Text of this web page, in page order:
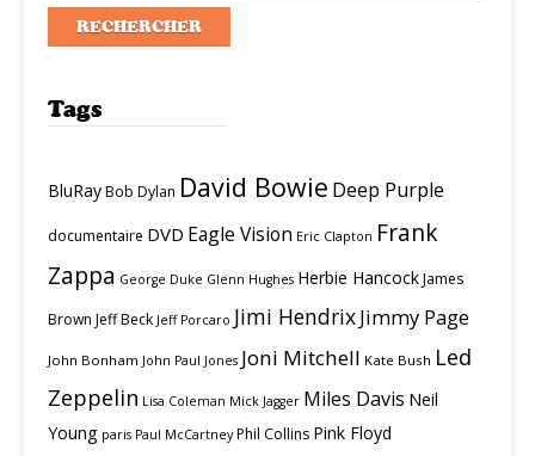
Tags
BluRayBob Dylan David Bowie Deep Purple
documentaire DVD Eagle Vision Eric Clapton Frank
Zappa George Duke Glenn Hughes Herbie HancockJames
Brown Jeff Beck Jeff Porcaro Jimi HendrixJimmy Page
John Bonham John Paul Jones Joni Mitchell Kate Bush Led
Zeppelin Lisa Coleman Mick Jagger Miles Davis Neil
Young paris Paul McCartney Phil Collins Pink Floyd